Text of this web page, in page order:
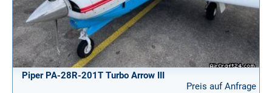
Piper PA-28R-201T Turbo Arrow III
Preis auf Anfrage